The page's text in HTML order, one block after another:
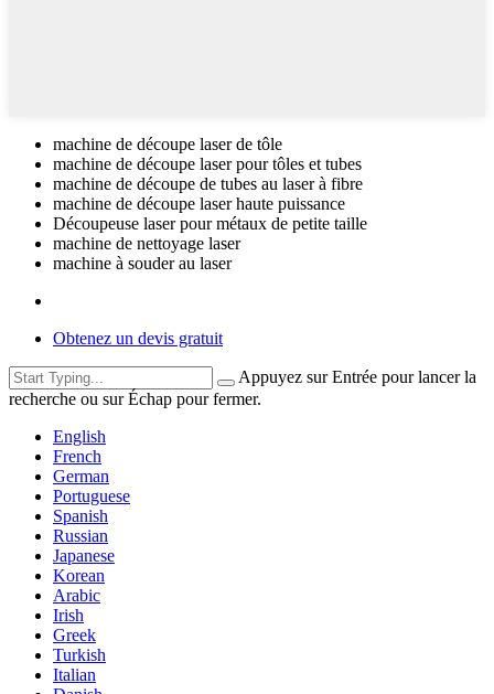
machine de découpe laser de tôle
machine de découpe laser pour tôles et tubes
machine de découpe de tubes au laser à fibre
machine de découpe laser haute puissance
Découpeuse laser pour métaux de petite taille
machine de nettoyage laser
machine à souder au laser
Obtenez un devis gratuit
Appuyez sur Entrée pour lancer la
recherche ou sur Échap pour fermer.
English
French
German
Portuguese
Spanish
Russian
Japanese
Korean
Arabic
Irish
Greek
Turkish
Italian